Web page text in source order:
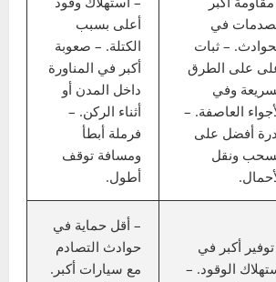
سيارة، قد يغريك الشكل
لكن من المهم أيضًا أن
في الحسبان. فكل فئة وزن لها
السلامة الاستهلاك، و
بسيطة تساعدك في اتخاذ